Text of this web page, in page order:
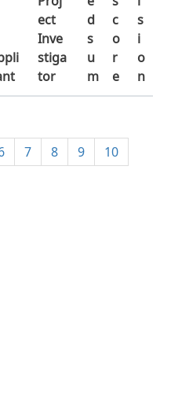
ect
Inve
stiga
tor
d
s
u
m
c
o
r
e
s
i
o
n
7 8 9
10